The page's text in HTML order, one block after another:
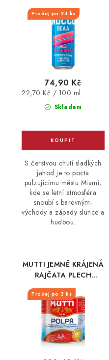
Prodej po 24 ks
Skladem
74,90 Kč
Měrná
22,70 Kč / 100 ml
S čerstvou chutí sladkých
jahod je to pocta
pulzujícímu městu Miami,
kde se letní atmosféra
snoubí s barevnými
východy a západy slunce a
hudbou.
MUTTI JEMNĚ KRÁJENÁ
RAJČATA PLECH
Prodej po 3 ks